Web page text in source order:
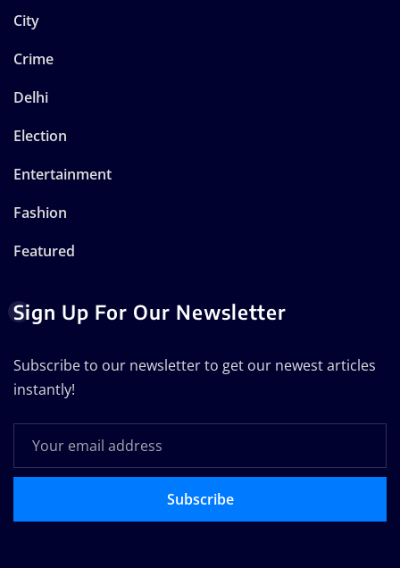
City
Crime
Delhi
Election
Entertainment
Fashion
Featured
Sign Up For Our Newsletter
Subscribe to our newsletter to get our newest articles
instantly!
Subscribe